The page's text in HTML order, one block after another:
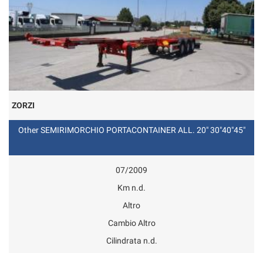
ZORZI
Other SEMIRIMORCHIO PORTACONTAINER ALL. 20" 30"40"45"
07/2009
Km n.d.
Altro
Cambio Altro
Cilindrata n.d.